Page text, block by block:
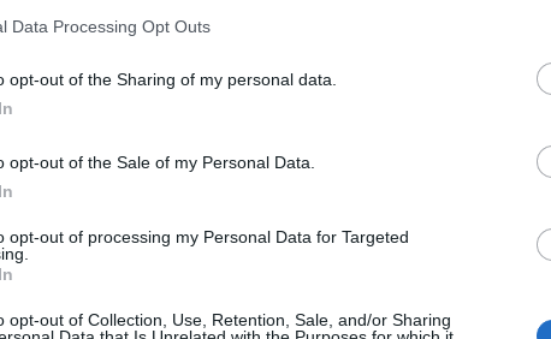
Data Processing Opt Outs
opt-out of the Sharing of my personal data.
opt-out of the Sale of my Personal Data.
opt-out of processing my Personal Data for Targeted
opt-out of Collection, Use, Retention, Sale, and/or Sharing
10 1 3 10 19
1 3 6 12 22 1 1 3 5 9
del 08/11/2025 Successiva